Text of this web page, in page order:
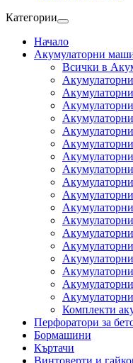
Категории
Начало
Акумулаторни
Всички в
Комплекти
Перфоратори за
Бормашини
Къртачи
Винтоверти и